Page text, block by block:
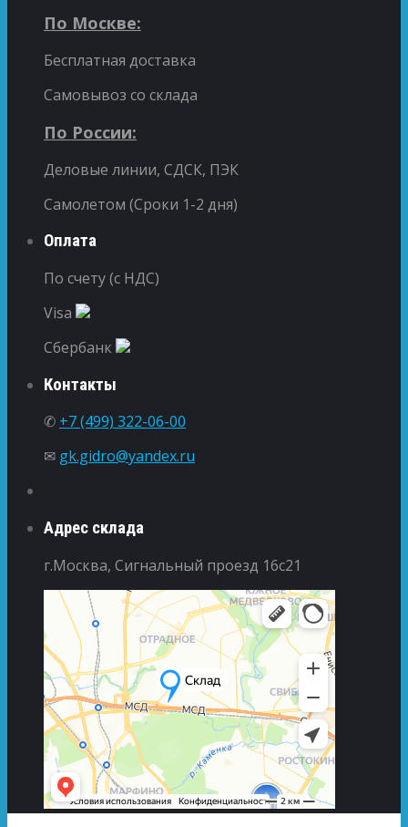
По Москве:
Бесплатная доставка
Самовывоз со склада
По России:
Деловые линии, СДСК, ПЭК
Самолетом (Сроки 1-2 дня)
Оплата
По счету (с НДС)
Visa
Сбербанк
Контакты
✆ +7 (499) 322-06-00
✉ gk.gidro@yandex.ru
Адрес склада
г.Москва, Сигнальный проезд 16с21